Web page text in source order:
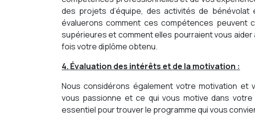
des projets d’équipe, des activités de
évaluerons comment ces compétences
supérieures et comment elles pourraient vous aider
fois votre diplôme obtenu.
4. Évaluation des intérêts et de la motivation :
Nous considérons également votre motivation
vous passionne et ce qui vous motive dans
essentiel pour trouver le programme qui vous